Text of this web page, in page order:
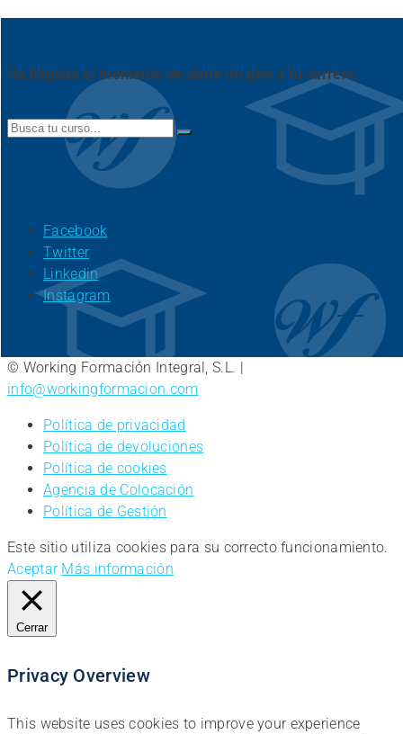
Ha llegado el momento de darle un giro a tu carrera.
Search
Facebook
Twitter
Linkedin
Instagram
© Working Formación Integral, S.L. |
info@workingformacion.com
Política de privacidad
Política de devoluciones
Política de cookies
Agencia de Colocación
Política de Gestión
Este sitio utiliza cookies para su correcto funcionamiento.
Aceptar Más información
Cerrar
Privacy Overview
This website uses cookies to improve your experience